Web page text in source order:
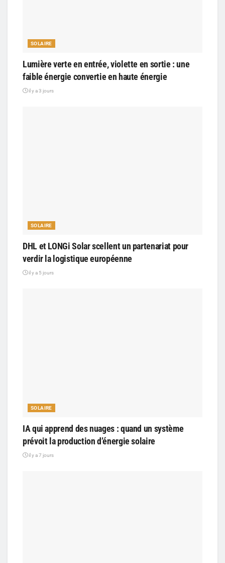
SOLAIRE
Lumière verte en entrée, violette en sortie : une
faible énergie convertie en haute énergie
il y a 3 jours
SOLAIRE
DHL et LONGi Solar scellent un partenariat pour
verdir la logistique européenne
il y a 5 jours
SOLAIRE
IA qui apprend des nuages : quand un système
prévoit la production d’énergie solaire
il y a 7 jours